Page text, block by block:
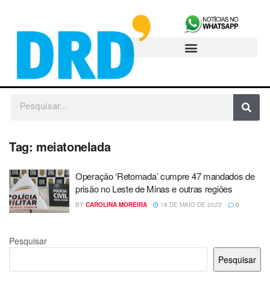
Tag: meiatonelada
Operação ‘Retomada’ cumpre 47 mandados de
prisão no Leste de Minas e outras regiões
BY CAROLINA MOREIRA 18 DE MAIO DE 2023 0
Pesquisar
Pesquisar